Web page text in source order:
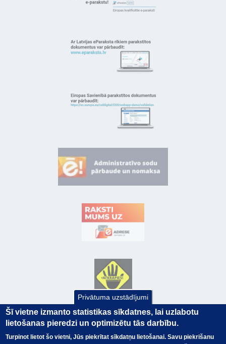
Privātuma uzstādījumi
Šī vietne izmanto statistikas sīkdatnes, lai uzlabotu
lietošanas pieredzi un optimizētu tās darbību.
Turpinot lietot šo vietni, Jūs piekrītat sīkdatņu lietošanai. Savu piekrišanu